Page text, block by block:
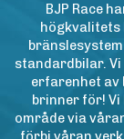
BJP Race
högkvalitets
standardbilar. Vi
erfarenhet av
brinner för! Vi
område via